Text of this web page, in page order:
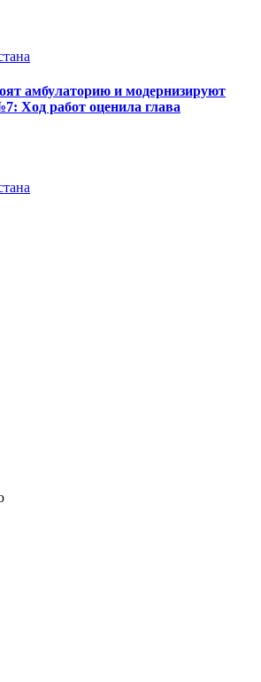
амбулаторию и модернизируют
Ход работ оценила глава